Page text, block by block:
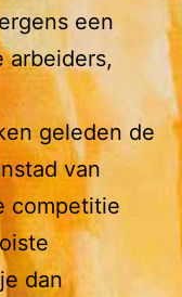
een
arbeiders,
geleden de
van
competitie
dan